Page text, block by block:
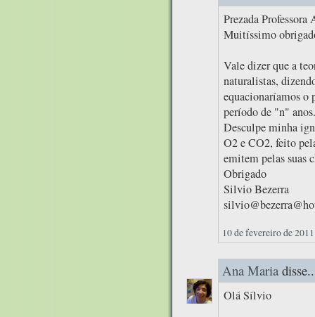
Prezada Professora
Muitíssimo
Vale dizer que a
naturalistas,
equacionaríamos o
período de "n" anos.
Desculpe minha
O2 e CO2, feito
emitem pelas suas
Obrigado
Silvio Bezerra
10 de fevereiro de
Ana Maria
Olá Sílvio